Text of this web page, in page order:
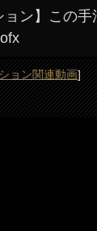
ョン】この
ョン関連動画]